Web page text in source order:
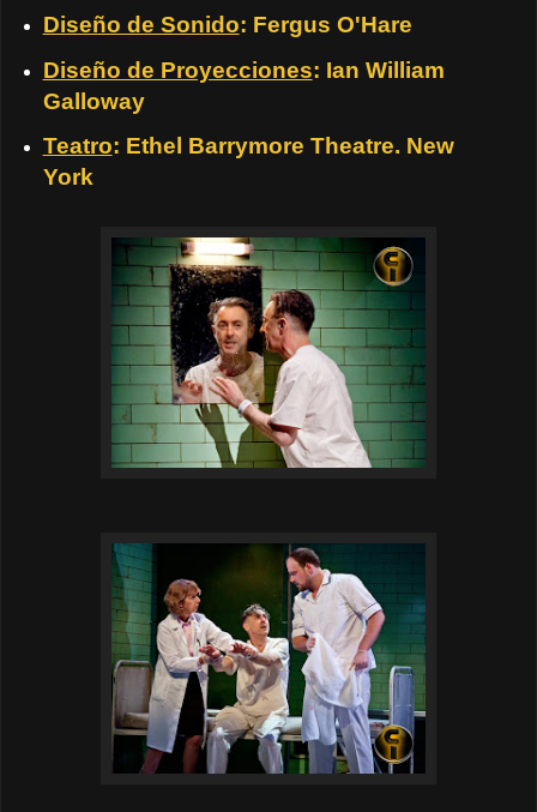
Diseño de Sonido: Fergus O'Hare
Diseño de Proyecciones: Ian William
Galloway
Teatro: Ethel Barrymore Theatre. New
York